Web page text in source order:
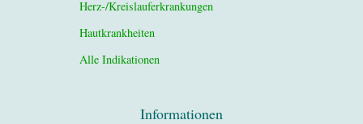
Herz-/Kreislauferkrankungen
Hautkrankheiten
Alle Indikationen
Informationen